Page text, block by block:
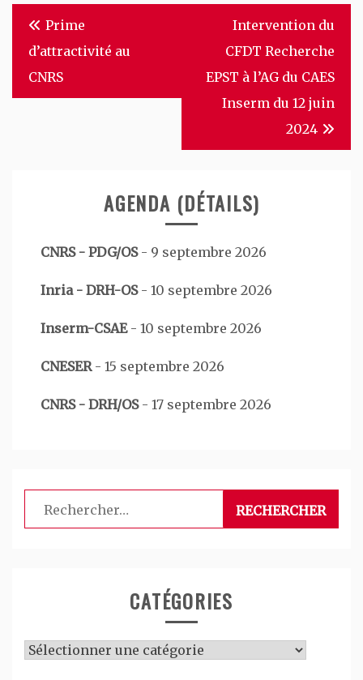
Navigation
l’article
Prime
d’attractivité au
CNRS
Intervention du
CFDT Recherche
EPST à l’AG du CAES
Inserm du 12 juin
2024
AGENDA (DÉTAILS)
CNRS - PDG/OS- 9 septembre 2026
Inria - DRH-OS- 10 septembre 2026
Inserm-CSAE- 10 septembre 2026
CNESER- 15 septembre 2026
CNRS - DRH/OS- 17 septembre 2026
Rechercher :
CATÉGORIES
Catégories